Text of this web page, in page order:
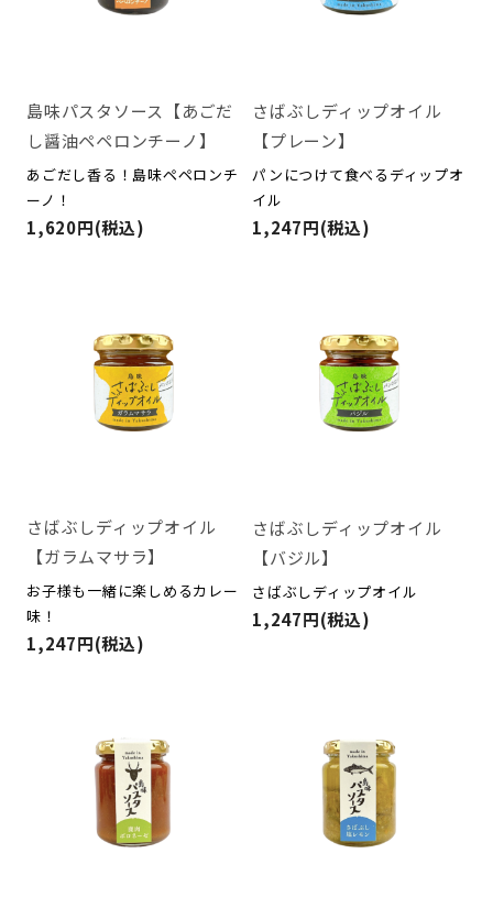
島味パスタソース【あごだ
し醤油ペペロンチーノ】
あごだし香る！島味ペペロンチ
ーノ！
1,620円(税込)
さばぶしディップオイル
【プレーン】
パンにつけて食べるディップオ
イル
1,247円(税込)
さばぶしディップオイル
【ガラムマサラ】
お子様も一緒に楽しめるカレー
味！
1,247円(税込)
さばぶしディップオイル
【バジル】
さばぶしディップオイル
1,247円(税込)